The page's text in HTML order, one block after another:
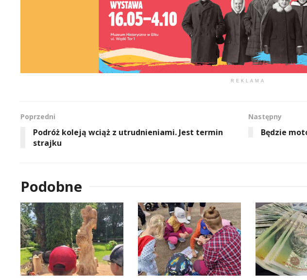
REKLAMA
Poprzedni
Podróż koleją wciąż z utrudnieniami. Jest termin
strajku
Następny
Będzie
Podobne